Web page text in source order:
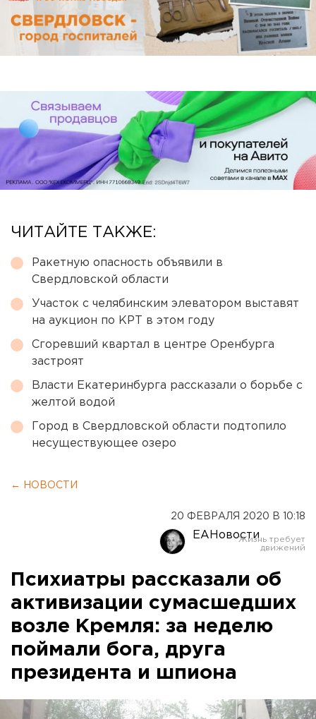
ЧИТАЙТЕ ТАКЖЕ:
Ракетную опасность объявили в
Свердловской области
Участок с челябинским элеватором выставят
на аукцион по КРТ в этом году
Сгоревший квартал в центре Оренбурга
застроят
Власти Екатеринбурга рассказали о борьбе с
желтой водой
Город в Свердловской области подтопило
несуществующее озеро
← НОВОСТИ
20 ФЕВРАЛЯ 2020 В 10:18
ЕАНовости
Психиатры рассказали об
активизации сумасшедших
возле Кремля: за неделю
поймали бога, друга
президента и шпиона